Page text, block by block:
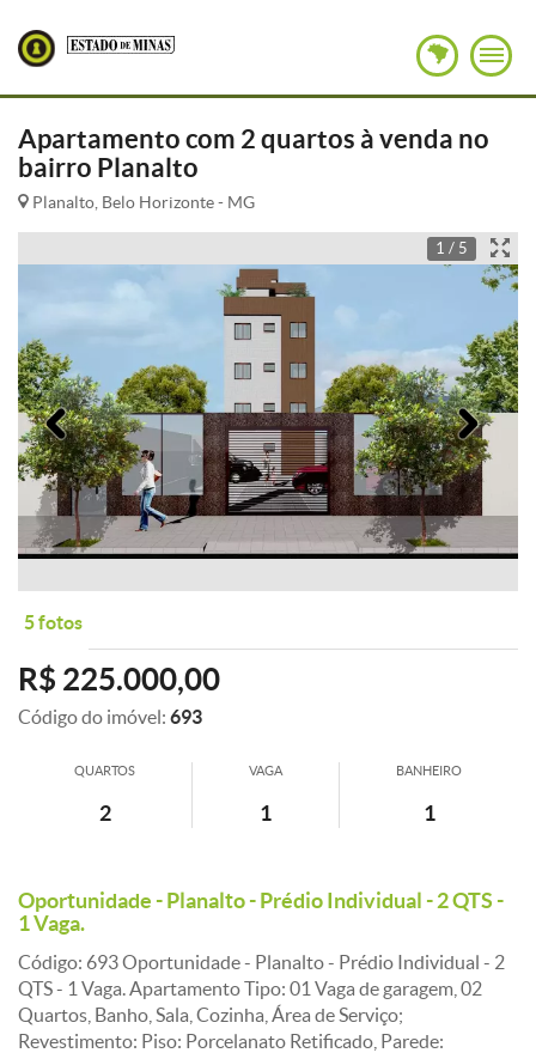
Apartamento com 2 quartos à venda no
bairro Planalto
Planalto, Belo Horizonte - MG
1 / 5
Anterior
5 fotos
R$ 225.000,00
Código do imóvel: 693
QUARTOS
2
VAGA
1
BANHEIRO
1
Oportunidade - Planalto - Prédio Individual - 2 QTS -
1 Vaga.
Código: 693 Oportunidade - Planalto - Prédio Individual - 2
QTS - 1 Vaga. Apartamento Tipo: 01 Vaga de garagem, 02
Quartos, Banho, Sala, Cozinha, Área de Serviço;
Revestimento: Piso: Porcelanato Retificado, Parede: